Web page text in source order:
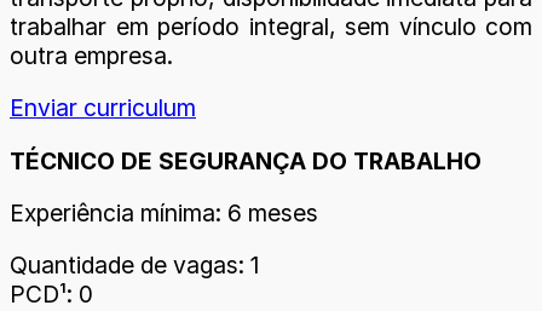
trabalhar em período integral, sem vínculo com
outra empresa.
Enviar curriculum
TÉCNICO DE SEGURANÇA DO TRABALHO
Experiência mínima: 6 meses
Quantidade de vagas: 1
PCD¹: 0